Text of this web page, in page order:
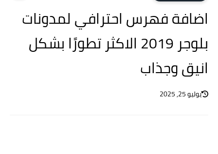
اضافة فهرس احترافي لمدونات
بلوجر 2019 الاكثر تطورًا بشكل
انيق وجذاب
يوليو 25, 2025